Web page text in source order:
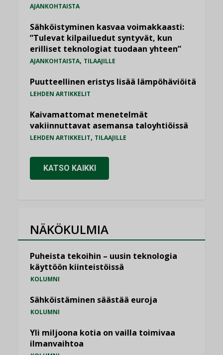
AJANKOHTAISTA
Sähköistyminen kasvaa voimakkaasti:
”Tulevat kilpailuedut syntyvät, kun
erilliset teknologiat tuodaan yhteen”
AJANKOHTAISTA, TILAAJILLE
Puutteellinen eristys lisää lämpöhäviöitä
LEHDEN ARTIKKELIT
Kaivamattomat menetelmät
vakiinnuttavat asemansa taloyhtiöissä
LEHDEN ARTIKKELIT, TILAAJILLE
KATSO KAIKKI
NÄKÖKULMIA
Puheista tekoihin – uusin teknologia
käyttöön kiinteistöissä
KOLUMNI
Sähköistäminen säästää euroja
KOLUMNI
Yli miljoona kotia on vailla toimivaa
ilmanvaihtoa